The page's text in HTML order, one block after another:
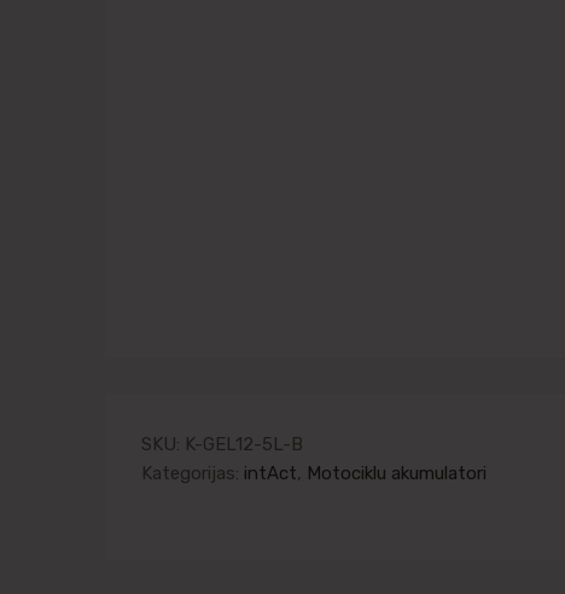
SKU: K-GEL12-5L-B
Kategorijas: intAct, Motociklu akumulatori